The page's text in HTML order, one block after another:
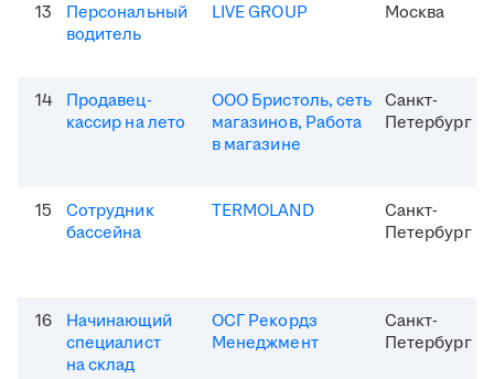
13
Персональный
водитель
LIVE GROUP Москва
14
Продавец-
кассир на лето
ООО Бристоль, сеть
магазинов, Работа
в магазине
Санкт-
Петербург
15
Сотрудник
бассейна
TERMOLAND
Санкт-
Петербург
16
Начинающий
специалист
на склад
ОСГ Рекордз
Менеджмент
Санкт-
Петербург